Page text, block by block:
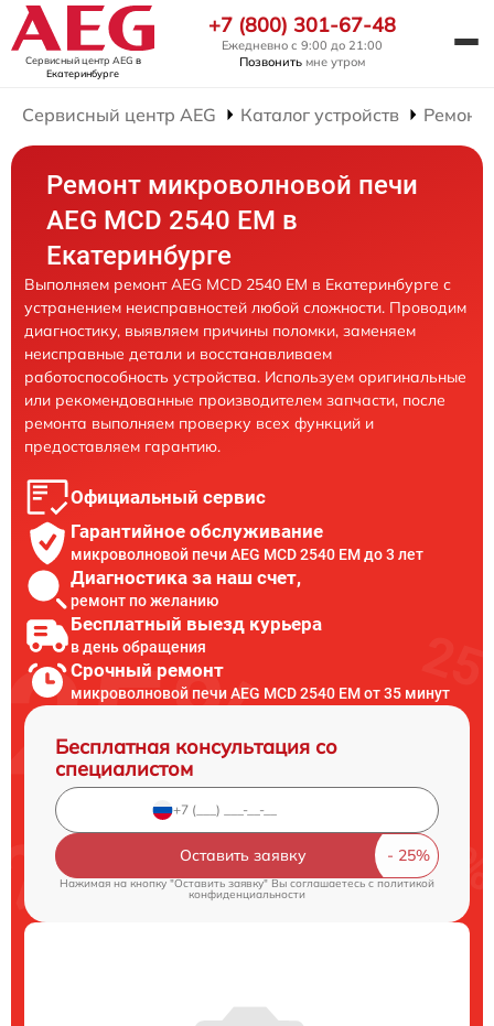
Сервисный центр AEG в
Екатеринбурге
+7 (800) 301-67-48
Ежедневно с 9:00 до 21:00
Позвонить мне утром
Сервисный центр AEG Каталог устройств Ремонт
Ремонт микроволновой печи
AEG MCD 2540 EM в
Екатеринбурге
Выполняем ремонт AEG MCD 2540 EM в Екатеринбурге с
устранением неисправностей любой сложности. Проводим
диагностику, выявляем причины поломки, заменяем
неисправные детали и восстанавливаем
работоспособность устройства. Используем оригинальные
или рекомендованные производителем запчасти, после
ремонта выполняем проверку всех функций и
предоставляем гарантию.
Официальный сервис
Гарантийное обслуживание
микроволновой печи AEG MCD 2540 EM до 3 лет
Диагностика за наш счет,
ремонт по желанию
Бесплатный выезд курьера
в день обращения
Срочный ремонт
микроволновой печи AEG MCD 2540 EM от 35 минут
Бесплатная консультация со
специалистом
Оставить заявку
Нажимая на кнопку "Оставить заявку" Вы соглашаетесь cполитикой
конфиденциальности